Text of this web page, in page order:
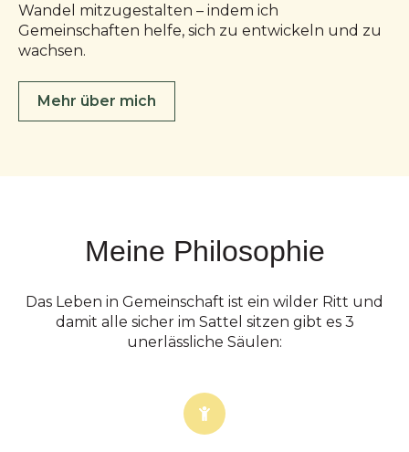
Wandel mitzugestalten – indem ich
Gemeinschaften helfe, sich zu entwickeln und zu
wachsen.
Mehr über mich
Meine Philosophie
Das Leben in Gemeinschaft ist ein wilder Ritt und
damit alle sicher im Sattel sitzen gibt es 3
unerlässliche Säulen: